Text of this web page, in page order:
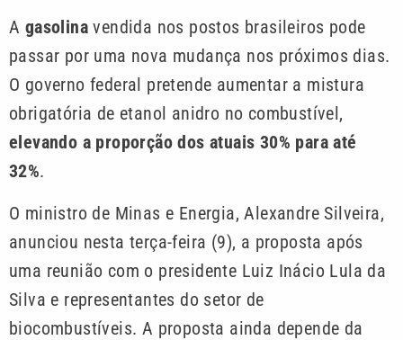
A gasolina vendida nos postos brasileiros pode
passar por uma nova mudança nos próximos dias.
O governo federal pretende aumentar a mistura
obrigatória de etanol anidro no combustível,
elevando a proporção dos atuais 30% para até
32%.
O ministro de Minas e Energia, Alexandre Silveira,
anunciou nesta terça-feira (9), a proposta após
uma reunião com o presidente Luiz Inácio Lula da
Silva e representantes do setor de
biocombustíveis. A proposta ainda depende da